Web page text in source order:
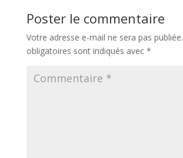
Poster le commentaire
Votre adresse e-mail ne sera pas publiée.
obligatoires sont indiqués avec *